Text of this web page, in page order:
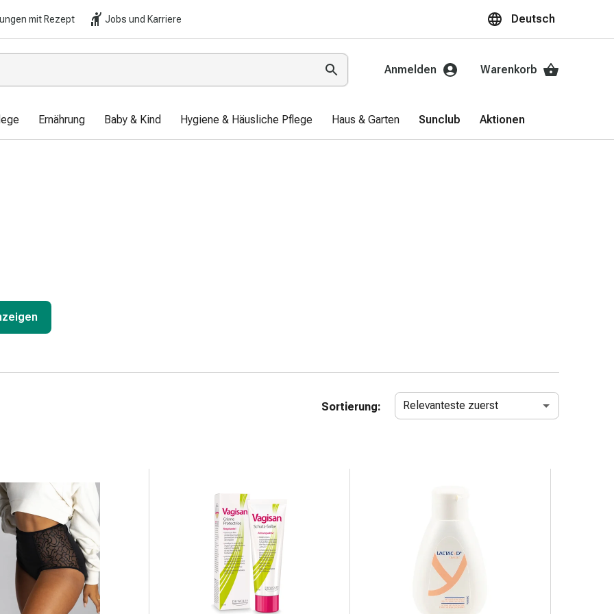
mit Rezept Jobs und Karriere Deutsch
Anmelden Warenkorb
Ernährung Baby & Kind Hygiene & Häusliche Pflege Haus & Garten Sunclub Aktionen
Sortierung: Relevanteste zuerst